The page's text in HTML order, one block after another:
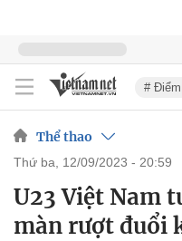
#
Thể thao
thứ ba, 12/09/2023 - 20:59
U23 Việt Nam
màn rượt đuổi